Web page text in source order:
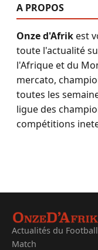
A PROPOS
Onze d'Afrikest
toute l'actualité
l'Afrique et du
mercato,
toutes les
ligue des
compétitions
Actualités du
Match